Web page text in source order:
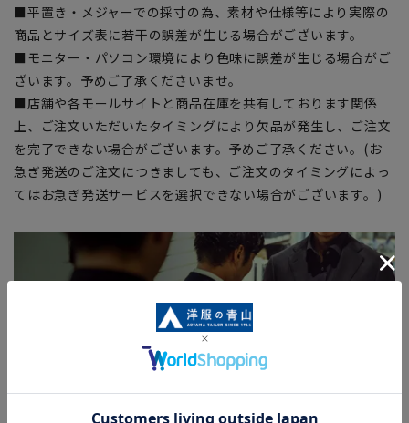
■平置き・メジャーでの採寸の為、素材や仕様等により実際の
商品とサイズ表に若干の誤差が生じる場合がございます。
■モニター・パソコン環境により色味に誤差が生じる場合がご
ざいます。予めご了承くださいませ。
■店舗や各モールサイトと商品在庫を共有しております関係
上、ご注文いただいたタイミングにより欠品が発生し、ご注文
を完了できない場合がございます。予めご了承ください。(お
急ぎ発送のご注文につきましても、ご注文のタイミングによっ
てはお急ぎ発送サービスを選択できない場合がございます。)